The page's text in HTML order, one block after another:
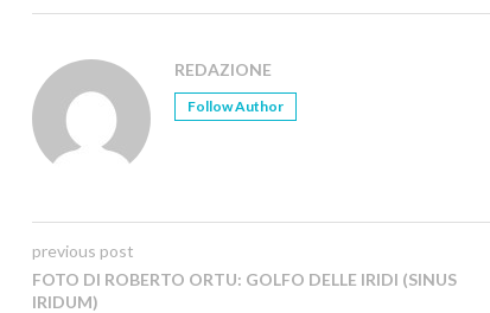
REDAZIONE
Follow Author
previous post
FOTO DI ROBERTO ORTU: GOLFO DELLE IRIDI (SINUS
IRIDUM)